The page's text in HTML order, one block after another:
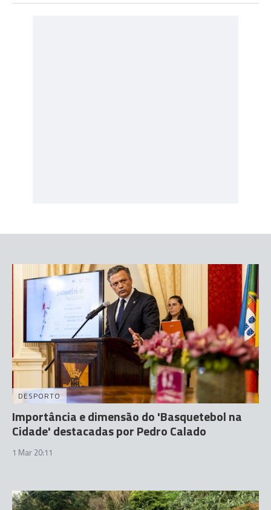
DESPORTO
Importância e dimensão do 'Basquetebol na
Cidade' destacadas por Pedro Calado
1 Mar 20:11